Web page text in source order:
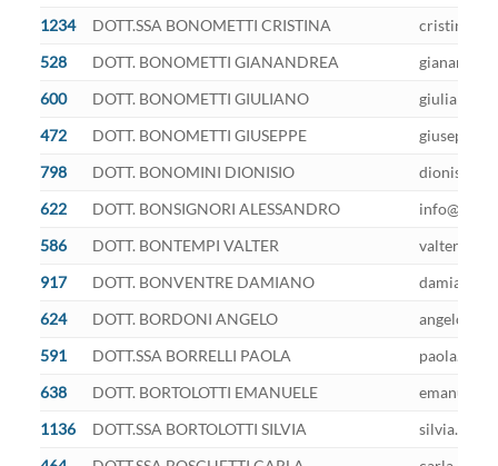
1234
DOTT.SSA BONOMETTI CRISTINA
528
DOTT. BONOMETTI GIANANDREA
600
DOTT. BONOMETTI GIULIANO
472
DOTT. BONOMETTI GIUSEPPE
798
DOTT. BONOMINI DIONISIO
622
DOTT. BONSIGNORI ALESSANDRO
586
DOTT. BONTEMPI VALTER
917
DOTT. BONVENTRE DAMIANO
624
DOTT. BORDONI ANGELO
591
DOTT.SSA BORRELLI PAOLA
638
DOTT. BORTOLOTTI EMANUELE
1136
DOTT.SSA BORTOLOTTI SILVIA